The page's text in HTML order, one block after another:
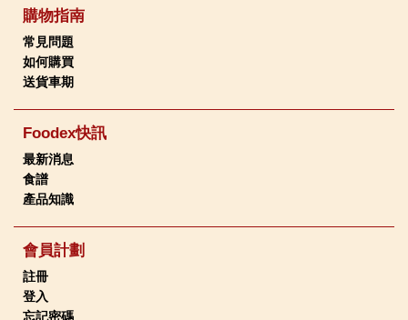
購物指南
常見問題
如何購買
送貨車期
Foodex快訊
最新消息
食譜
產品知識
會員計劃
註冊
登入
忘記密碼